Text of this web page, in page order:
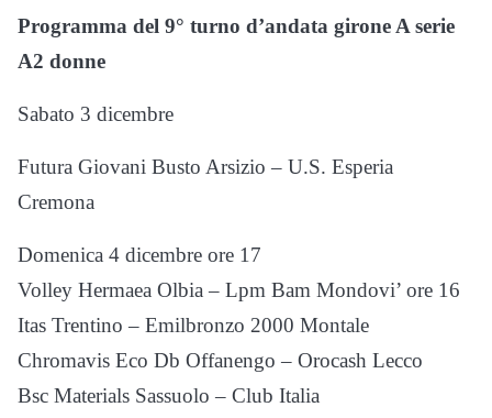
Programma del 9° turno d’andata girone A serie
A2 donne
Sabato 3 dicembre
Futura Giovani Busto Arsizio – U.S. Esperia
Cremona
Domenica 4 dicembre ore 17
Volley Hermaea Olbia – Lpm Bam Mondovi’ ore 16
Itas Trentino – Emilbronzo 2000 Montale
Chromavis Eco Db Offanengo – Orocash Lecco
Bsc Materials Sassuolo – Club Italia